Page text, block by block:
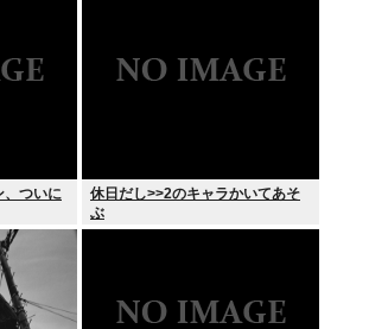
、ついに
休日だし>>2のキャラかいてあそ
ぶ